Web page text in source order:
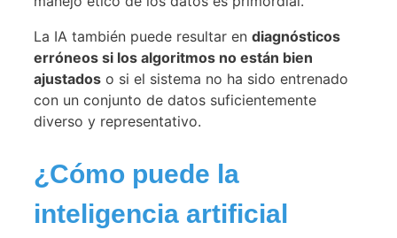
La IA también puede resultar en diagnósticos
erróneos si los algoritmos no están bien
ajustados o si el sistema no ha sido entrenado
con un conjunto de datos suficientemente
diverso y representativo.
¿Cómo puede la
inteligencia artificial